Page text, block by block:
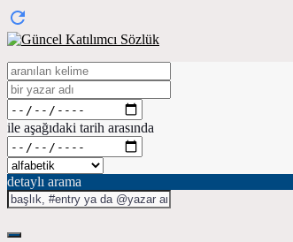
ile aşağıdaki tarih arasında
detaylı arama